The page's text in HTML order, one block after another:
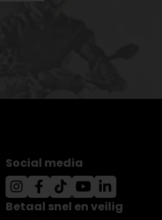
Social media
Betaal snel en veilig